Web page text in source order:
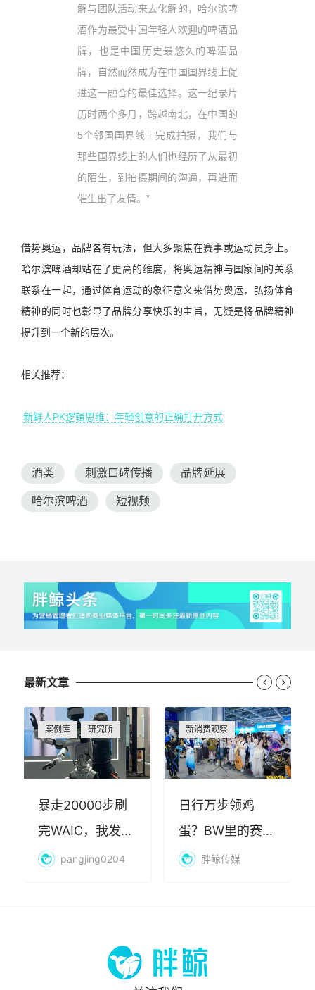
解与团队活动来去化解的，哈尔滨啤
酒作为最受中国年轻人欢迎的啤酒品
牌，也是中国历史最悠久的啤酒品
牌，自然而然成为在中国国界线上促
进这一融合的最佳选择。这一纪录片
历时两个多月，跨越南北，在中国的
5个邻国国界线上完成拍摄，我们与
那些国界线上的人们也经历了从最初
的陌生，到拍摄期间的沟通，再进而
催生出了友情。”
借势奥运，品牌各有玩法，但大多聚焦在赛事或运动员身上。
哈尔滨啤酒却站在了更高的维度， 将奥运精神与国家间的关系
联系在一起，通过体育运动的象征意义来借势奥运，弘扬体育
精神的同时也彰显了品牌分享快乐的主旨，无疑是将品牌精神
提升到一个新的层次。
相关推荐：
新鲜人PK逻辑思维：年轻创意的正确打开方式
酒类 刺激口碑传播 品牌延展
哈尔滨啤酒 短视频
最新文章
案例库 研究所
暴走20000步刷
完WAIC，我发现
AI最赚钱的不是
pangjing0204
新消费观察
日行万步领鸡
蛋？BW里的赛博
朝圣，藏着品牌
胖鲸传媒
 